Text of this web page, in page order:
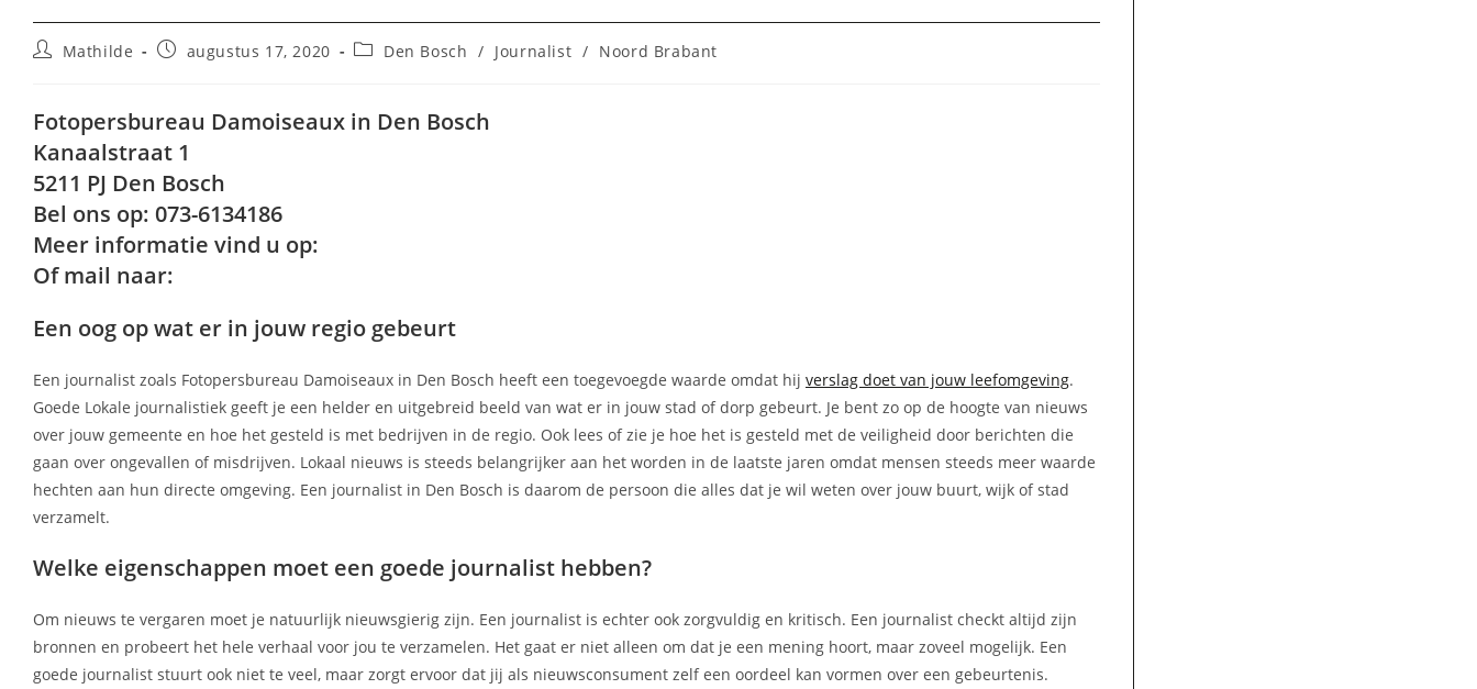
BerichtMathilde
Berichtaugustus 17, 2020 Berichtcategorie:
Den Bosch / Journalist / Noord Brabant
Fotopersbureau Damoiseaux in Den Bosch
Kanaalstraat 1
5211 PJ Den Bosch
Bel ons op: 073-6134186
Meer informatie vind u op:
Of mail naar:
Een oog op wat er in jouw regio gebeurt
Een journalist zoals Fotopersbureau Damoiseaux in Den Bosch heeft een toegevoegde waarde omdat hij verslag doet van jouw leefomgeving.
Goede Lokale journalistiek geeft je een helder en uitgebreid beeld van wat er in jouw stad of dorp gebeurt. Je bent zo op de hoogte van nieuws
over jouw gemeente en hoe het gesteld is met bedrijven in de regio. Ook lees of zie je hoe het is gesteld met de veiligheid door berichten die
gaan over ongevallen of misdrijven. Lokaal nieuws is steeds belangrijker aan het worden in de laatste jaren omdat mensen steeds meer waarde
hechten aan hun directe omgeving. Een journalist in Den Bosch is daarom de persoon die alles dat je wil weten over jouw buurt, wijk of stad
verzamelt.
Welke eigenschappen moet een goede journalist hebben?
Om nieuws te vergaren moet je natuurlijk nieuwsgierig zijn. Een journalist is echter ook zorgvuldig en kritisch. Een journalist checkt altijd zijn
bronnen en probeert het hele verhaal voor jou te verzamelen. Het gaat er niet alleen om dat je een mening hoort, maar zoveel mogelijk. Een
goede journalist stuurt ook niet te veel, maar zorgt ervoor dat jij als nieuwsconsument zelf een oordeel kan vormen over een gebeurtenis.